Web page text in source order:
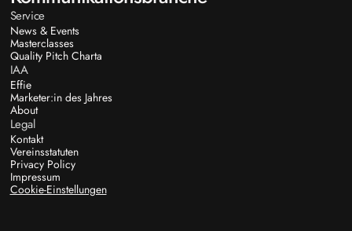
Service
News & Events
Masterclasses
Quality Pitch Charta
IAA
Effie
Marketer:in des Jahres
About
Legal
Kontakt
Vereinsstatuten
Privacy Policy
Impressum
Cookie-Einstellungen